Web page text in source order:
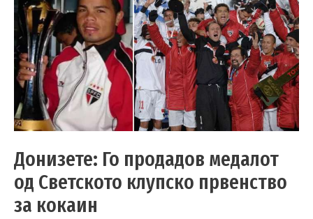
Донизете: Го продадов медалот
од Светското клупско првенство
за кокаин